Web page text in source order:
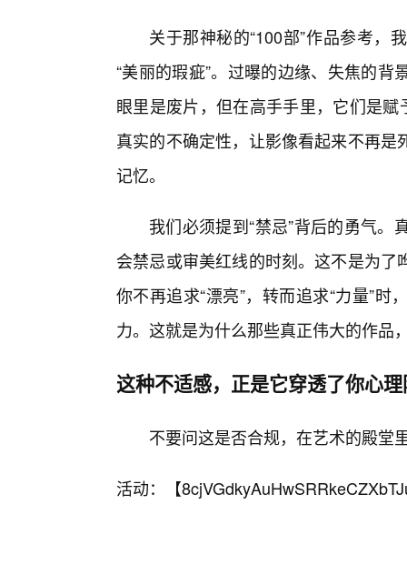
关于那神秘的“100部”作品参考，
“美丽的瑕疵”。过曝的边缘、失焦的
眼里是废片，但在高手手里，它们是
真实的不确定性，让影像看起来不再
记忆。
我们必须提到“禁忌”背后的勇气
会禁忌或审美红线的时刻。这不是为
你不再追求“漂亮”，转而追求“力量”
力。这就是为什么那些真正伟大的作品
这种不适感，正是它穿透了你心
不要问这是否合规，在艺术的殿堂
活动：【